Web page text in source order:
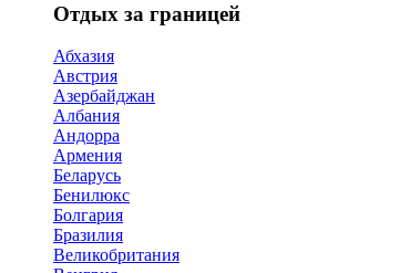
Отдых за границей
Абхазия
Австрия
Азербайджан
Албания
Андорра
Армения
Беларусь
Бенилюкс
Болгария
Бразилия
Великобритания